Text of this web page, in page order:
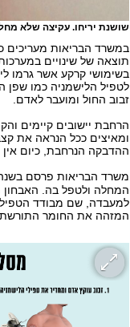
שושנת יריחו. עקיצה שלא
במשרד הבריאות מעריכים
תוצאה של שינויים
בשימושי קרקע אשר גרמו
לטפיל הלישמניה כמו
זבוב החול ומועבר לאדם.
הרחבת יישובים קיימים
ומאיצים ככל הנראה את
ההדבקה הנרחבת, כיום
משרד הבריאות פרסם
המחלה ולטפל בה.
המזהה את החומר